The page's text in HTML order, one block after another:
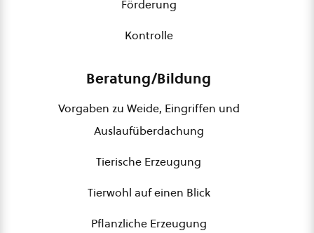
Förderung
Kontrolle
Beratung/Bildung
Vorgaben zu Weide, Eingriffen und
Auslaufüberdachung
Tierische Erzeugung
Tierwohl auf einen Blick
Pflanzliche Erzeugung